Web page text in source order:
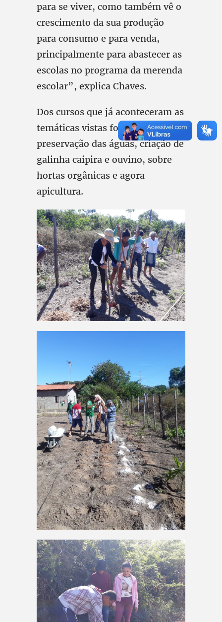
para se viver, como também vê o
crescimento da sua produção
para consumo e para venda,
principalmente para abastecer as
escolas no programa da merenda
escolar”, explica Chaves.
Dos cursos que já aconteceram as
temáticas vistas foram:
preservação das águas, criação de
galinha caipira e ouvino, sobre
hortas orgânicas e agora
apicultura.